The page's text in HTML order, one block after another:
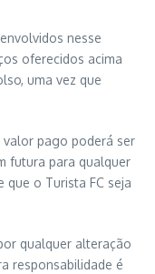
nesse
oferecidos acima
uma vez que
valor pago poderá ser
futura para qualquer
que o Turista FC seja
qualquer alteração
responsabilidade é